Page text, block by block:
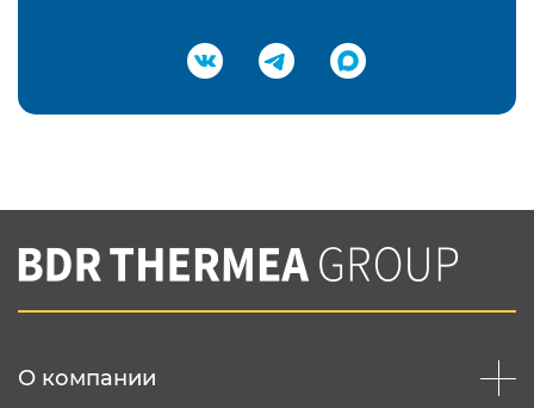
Подтвердить e-mail
Вы соглашаетесь с нашей политикой
конфеденциальности
О компании